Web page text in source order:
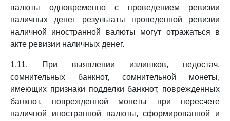
валюты одновременно с проведением ревизии
наличных денег результаты проведенной ревизии
наличной иностранной валюты могут отражаться в
акте ревизии наличных денег.
1.11. При выявлении излишков, недостач,
сомнительных банкнот, сомнительной монеты,
имеющих признаки подделки банкнот, поврежденных
банкнот, поврежденной монеты при пересчете
наличной иностранной валюты, сформированной и